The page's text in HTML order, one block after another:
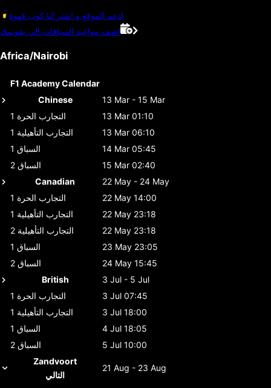
ادعم الموقع و اشتر لنا كوب قهوة
اضف مواعيد السباقات الي تقويمك
Africa/Nairobi
F1 Academy Calendar
Chinese
13 Mar - 15 Mar
التجارب الحرة 1
13 Mar 01:10
التجارب التأهيلية 1
13 Mar 06:10
السباق 1
14 Mar 05:45
السباق 2
15 Mar 02:40
Canadian
22 May - 24 May
التجارب الحرة 1
22 May 14:00
التجارب التأهيلية 1
22 May 23:18
التجارب التأهيلية 2
22 May 23:18
السباق 1
23 May 23:05
السباق 2
24 May 15:45
British
3 Jul - 5 Jul
التجارب الحرة 1
3 Jul 07:45
التجارب التأهيلية 1
3 Jul 18:00
السباق 1
4 Jul 18:05
السباق 2
5 Jul 10:00
Zandvoort
التالي
21 Aug - 23 Aug